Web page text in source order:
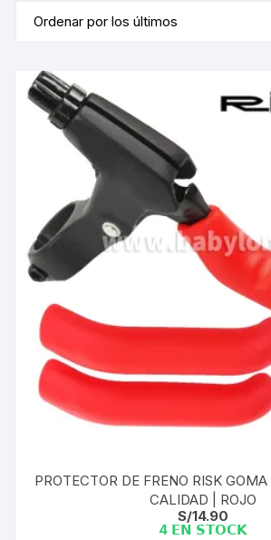
PROTECTOR DE FRENO RISK
CALIDAD | ROJO
S/14.90
4 𝗘𝗡 𝗦𝗧𝗢𝗖𝗞